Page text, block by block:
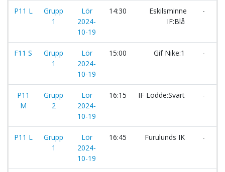
P11 L
Grupp
1
Lör
2024-
10-19
14:30
Eskilsminne
IF:Blå
-
F11 S
Grupp
1
Lör
2024-
10-19
15:00 Gif Nike:1 -
P11
M
Grupp
2
Lör
2024-
10-19
16:15 IF Lödde:Svart -
P11 L
Grupp
1
Lör
2024-
10-19
16:45 Furulunds IK -